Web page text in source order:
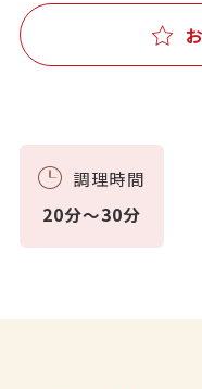
調理時間
20分～30分